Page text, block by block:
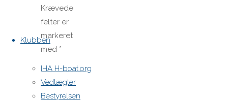
Klubben
IHA H-boat.org
Vedtægter
Bestyrelsen
Krævede
felter er
markeret
med *
Comment